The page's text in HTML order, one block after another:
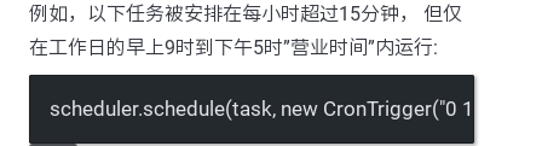
例如，以下任务被安排在每小时超过15分钟， 但仅
在工作日的早上9时到下午5时”营业时间”内运行:
scheduler.schedule(task, new CronTrigger("0 15 9-17